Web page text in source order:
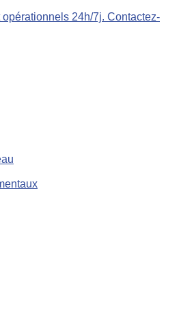
24h/7j. Contactez-